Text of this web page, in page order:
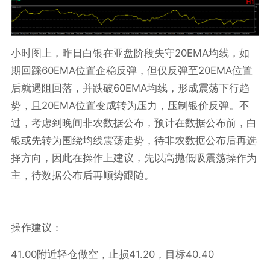
小时图上，昨日白银在亚盘阶段失守20EMA均线，如
期回踩60EMA位置企稳反弹，但仅反弹至20EMA位置
后就遇阻回落，并跌破60EMA均线，形成震荡下行趋
势，且 20EMA位置变成转为压力，压制银价反弹。不
过，考虑到晚间非农数据公布，预计在数据公布前，白
银或先转为围绕均线震荡走势，待非农数据公布后再选
择方向，因此在操作上建议，先以高抛低吸震荡操作为
主，待数据公布后再顺势跟随。
操作建议：
41.00附近轻仓做空，止损41.20，目标40.40